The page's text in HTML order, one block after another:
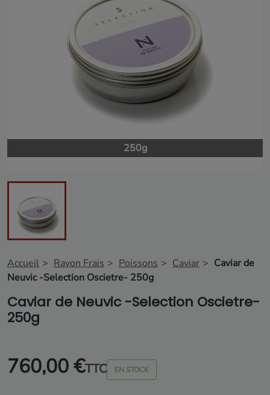
250g
Accueil Rayon Frais Poissons Caviar
Caviar de
Neuvic -Selection Oscietre- 250g
Caviar de Neuvic -Selection Oscietre-
250g
760,00 €TTC EN STOCK